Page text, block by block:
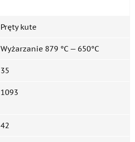
Pręty kute
Wyżarzanie 879 °C — 650°C
35
1093
42